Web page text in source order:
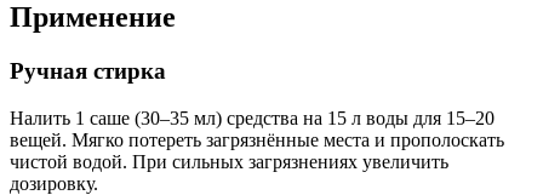
Применение
Ручная стирка
Налить 1 саше (30–35 мл) средства на 15 л воды для 15–20
вещей. Мягко потереть загрязнённые места и прополоскать
чистой водой. При сильных загрязнениях увеличить
дозировку.